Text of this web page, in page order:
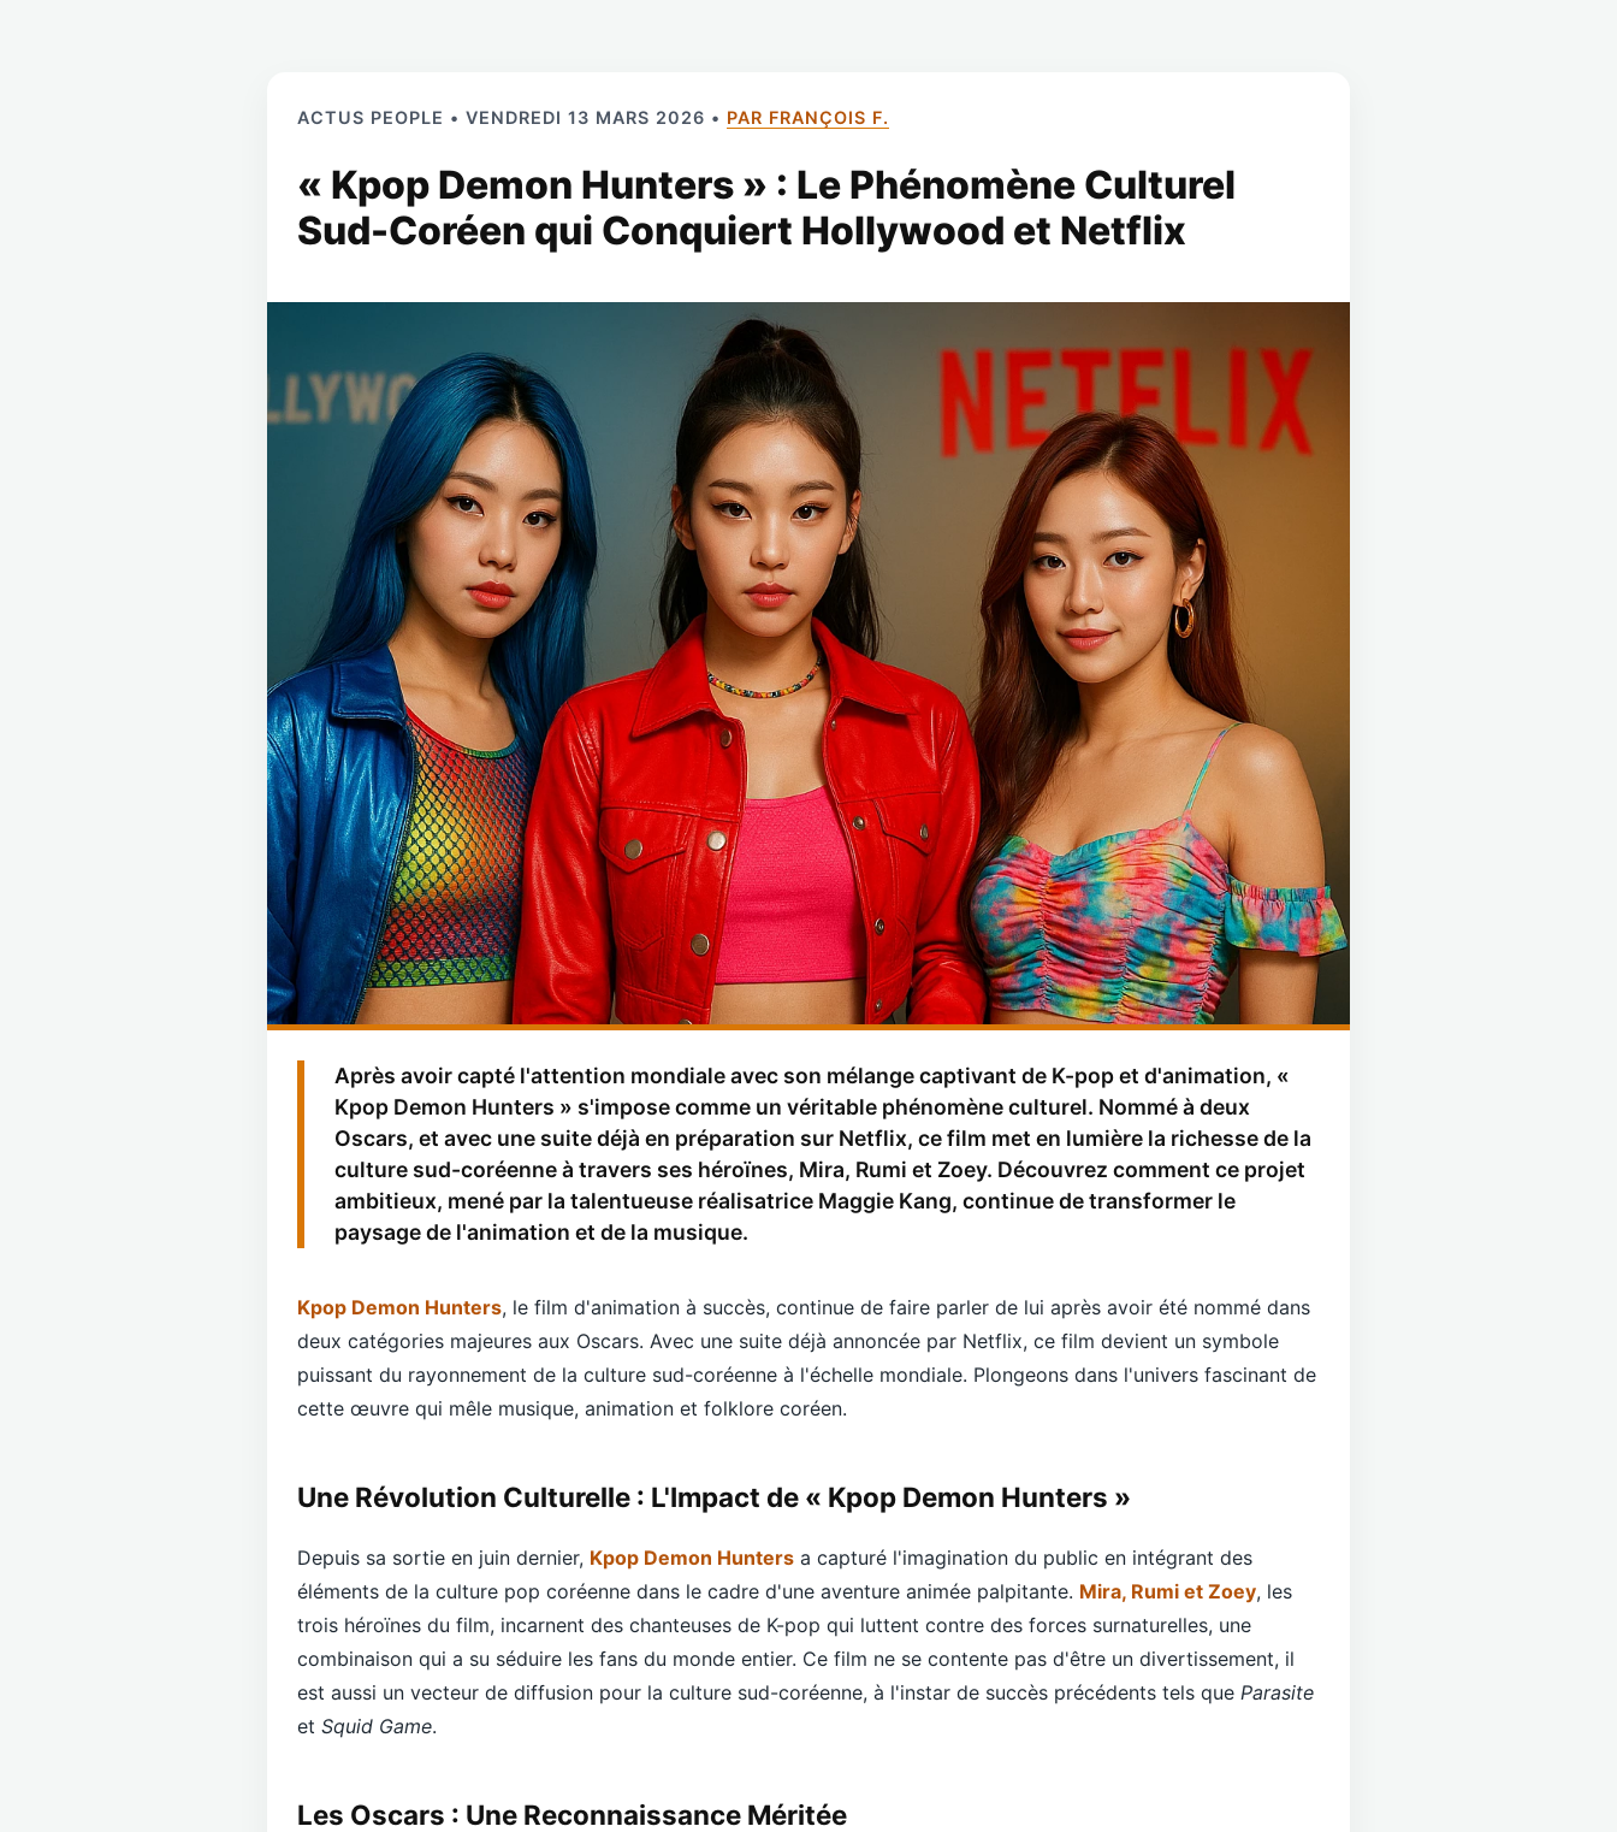
ACTUS PEOPLE • VENDREDI 13 MARS 2026 • PAR FRANÇOIS F.
« Kpop Demon Hunters » : Le Phénomène Culturel
Sud-Coréen qui Conquiert Hollywood et Netflix
Après avoir capté l'attention mondiale avec son mélange captivant de K-pop et d'animation, «
Kpop Demon Hunters » s'impose comme un véritable phénomène culturel. Nommé à deux
Oscars, et avec une suite déjà en préparation sur Netflix, ce film met en lumière la richesse de la
culture sud-coréenne à travers ses héroïnes, Mira, Rumi et Zoey. Découvrez comment ce projet
ambitieux, mené par la talentueuse réalisatrice Maggie Kang, continue de transformer le
paysage de l'animation et de la musique.
Kpop Demon Hunters, le film d'animation à succès, continue de faire parler de lui après avoir été nommé dans
deux catégories majeures aux Oscars. Avec une suite déjà annoncée par Netflix, ce film devient un symbole
puissant du rayonnement de la culture sud-coréenne à l'échelle mondiale. Plongeons dans l'univers fascinant de
cette œuvre qui mêle musique, animation et folklore coréen.
Une Révolution Culturelle : L'Impact de « Kpop Demon Hunters »
Depuis sa sortie en juin dernier, Kpop Demon Hunters a capturé l'imagination du public en intégrant des
éléments de la culture pop coréenne dans le cadre d'une aventure animée palpitante. Mira, Rumi et Zoey, les
trois héroïnes du film, incarnent des chanteuses de K-pop qui luttent contre des forces surnaturelles, une
combinaison qui a su séduire les fans du monde entier. Ce film ne se contente pas d'être un divertissement, il
est aussi un vecteur de diffusion pour la culture sud-coréenne, à l'instar de succès précédents tels que Parasite
et Squid Game.
Les Oscars : Une Reconnaissance Méritée